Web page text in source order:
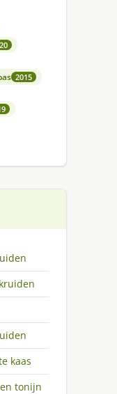
2015
kaas
tonijn